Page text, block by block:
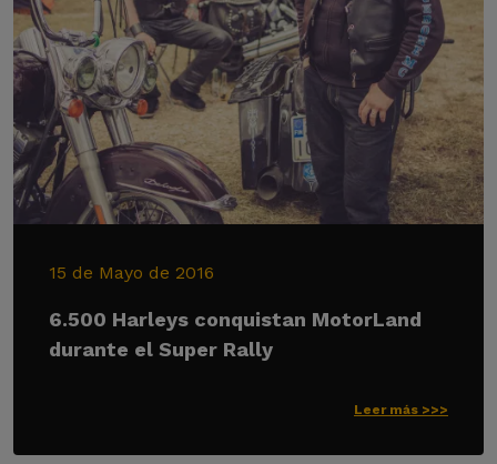
15 de Mayo de 2016
6.500 Harleys conquistan MotorLand
durante el Super Rally
Leer más >>>